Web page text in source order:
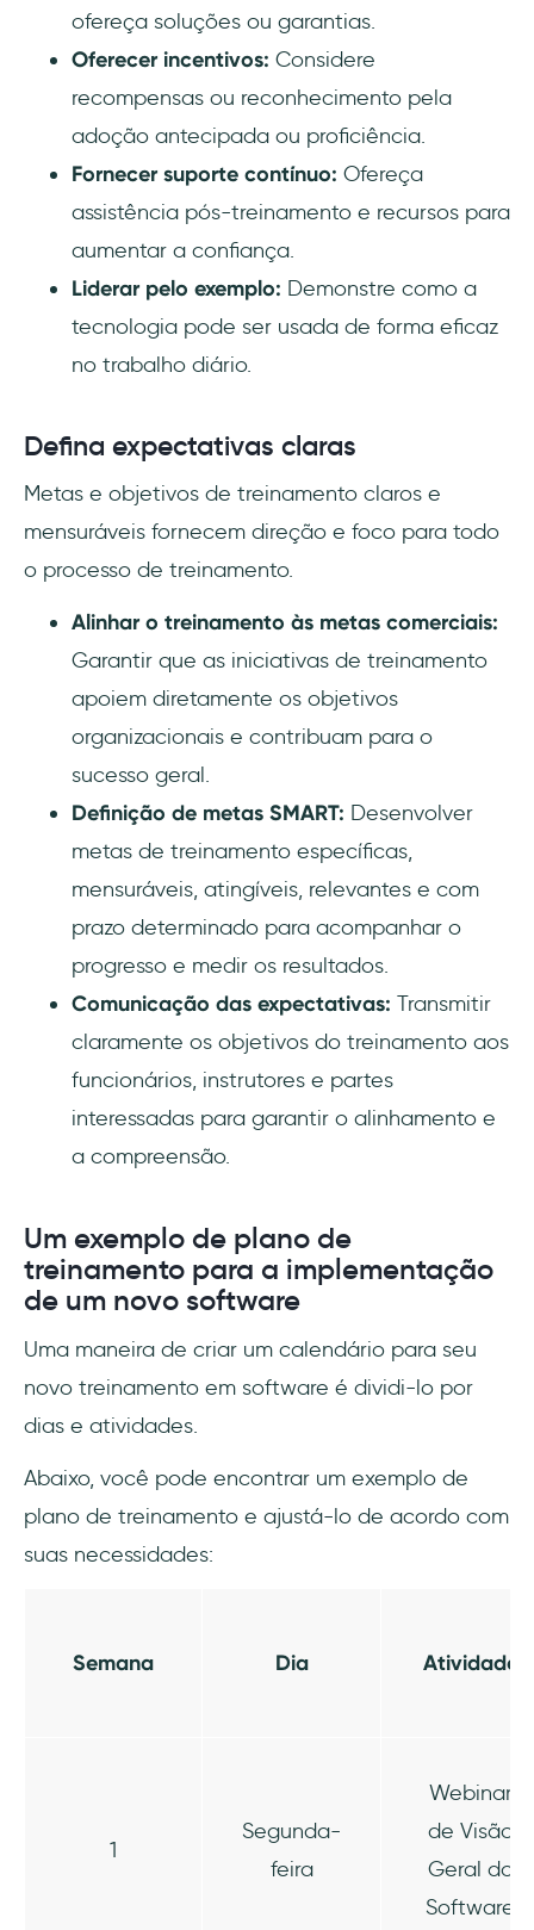
ofereça soluções ou garantias.
Oferecer incentivos: Considere
recompensas ou reconhecimento pela
adoção antecipada ou proficiência.
Fornecer suporte contínuo: Ofereça
assistência pós-treinamento e recursos para
aumentar a confiança.
Liderar pelo exemplo: Demonstre como a
tecnologia pode ser usada de forma eficaz
no trabalho diário.
Defina expectativas claras
Metas e objetivos de treinamento claros e
mensuráveis fornecem direção e foco para todo
o processo de treinamento.
Alinhar o treinamento às metas comerciais:
Garantir que as iniciativas de treinamento
apoiem diretamente os objetivos
organizacionais e contribuam para o
sucesso geral.
Definição de metas SMART: Desenvolver
metas de treinamento específicas,
mensuráveis, atingíveis, relevantes e com
prazo determinado para acompanhar o
progresso e medir os resultados.
Comunicação das expectativas: Transmitir
claramente os objetivos do treinamento aos
funcionários, instrutores e partes
interessadas para garantir o alinhamento e
a compreensão.
Um exemplo de plano de
treinamento para a implementação
de um novo software
Uma maneira de criar um calendário para seu
novo treinamento em software é dividi-lo por
dias e atividades.
Abaixo, você pode encontrar um exemplo de
plano de treinamento e ajustá-lo de acordo com
suas necessidades:
Semana Dia Atividade
1
Segunda-
feira
Webinar
de Visão
Geral do
Software